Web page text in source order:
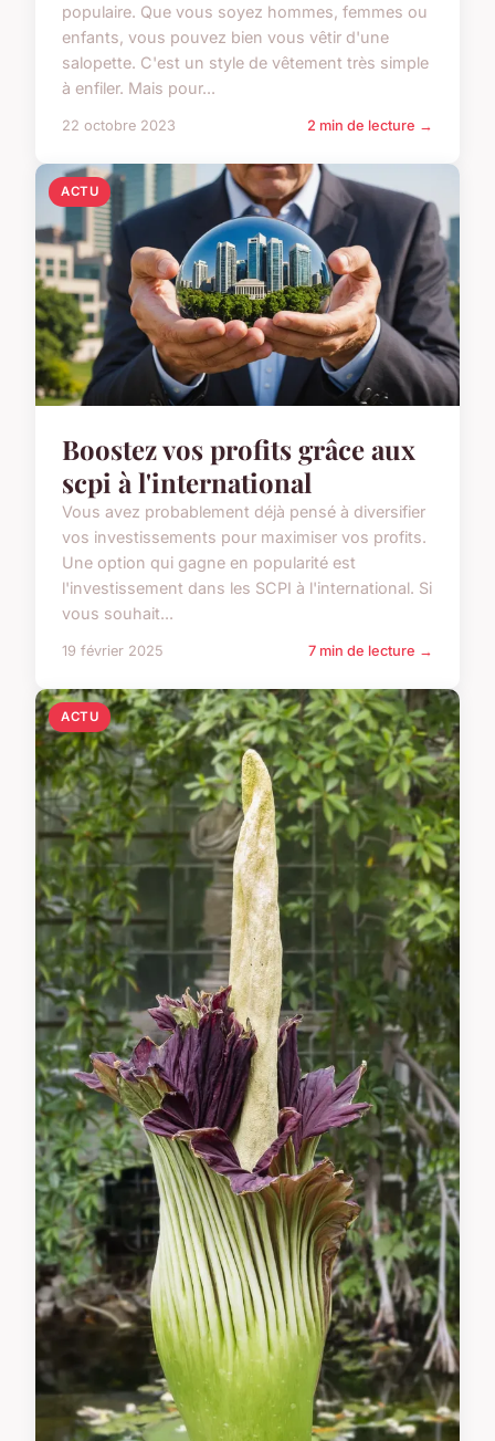
populaire. Que vous soyez hommes, femmes ou
enfants, vous pouvez bien vous vêtir d'une
salopette. C'est un style de vêtement très simple
à enfiler. Mais pour...
22 octobre 2023 2 min de lecture →
ACTU
Boostez vos profits grâce aux
scpi à l'international
Vous avez probablement déjà pensé à diversifier
vos investissements pour maximiser vos profits.
Une option qui gagne en popularité est
l'investissement dans les SCPI à l'international. Si
vous souhait...
19 février 2025 7 min de lecture →
ACTU